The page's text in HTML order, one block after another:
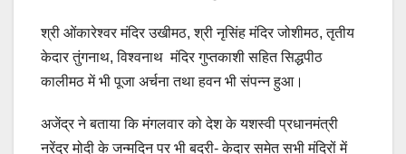
श्री ओंकारेश्वर मंदिर उखीमठ, श्री नृसिंह मंदिर जोशीमठ, तृतीय
केदार तुंगनाथ, विश्वनाथ मंदिर गुप्तकाशी सहित सिद्धपीठ
कालीमठ में भी पूजा अर्चना तथा हवन भी संपन्न हुआ।
अजेंद्र ने बताया कि मंगलवार को देश के यशस्वी प्रधानमंत्री
नरेंद्र मोदी के जन्मदिन पर भी बदरी- केदार समेत सभी मंदिरों में